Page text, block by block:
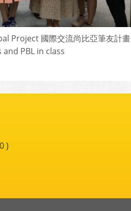
Project 國際交流尚比亞筆友計畫
PBL in class
)